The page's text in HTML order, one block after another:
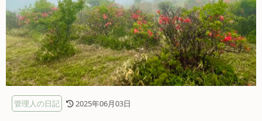
管理人の日記 2025年06月03日